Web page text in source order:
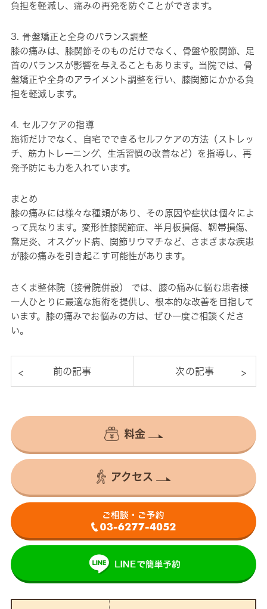
負担を軽減し、痛みの再発を防ぐことができます。
3. 骨盤矯正と全身のバランス調整
膝の痛みは、膝関節そのものだけでなく、骨盤や股関節、足
首のバランスが影響を与えることもあります。当院では、骨
盤矯正や全身のアライメント調整を行い、膝関節にかかる負
担を軽減します。
4. セルフケアの指導
施術だけでなく、自宅でできるセルフケアの方法（ストレッ
チ、筋力トレーニング、生活習慣の改善など）を指導し、再
発予防にも力を入れています。
まとめ
膝の痛みには様々な種類があり、その原因や症状は個々によ
って異なります。変形性膝関節症、半月板損傷、靭帯損傷、
鵞足炎、オスグッド病、関節リウマチなど、さまざまな疾患
が膝の痛みを引き起こす可能性があります。
さくま整体院（接骨院併設） では、膝の痛みに悩む患者様
一人ひとりに最適な施術を提供し、根本的な改善を目指して
います。膝の痛みでお悩みの方は、ぜひ一度ご相談くださ
い。
料金
アクセス